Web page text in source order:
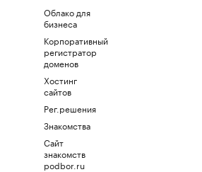
Облако для
бизнеса
Корпоративный
регистратор
доменов
Хостинг
сайтов
Рег.решения
Знакомства
Сайт
знакомств
podbor.ru